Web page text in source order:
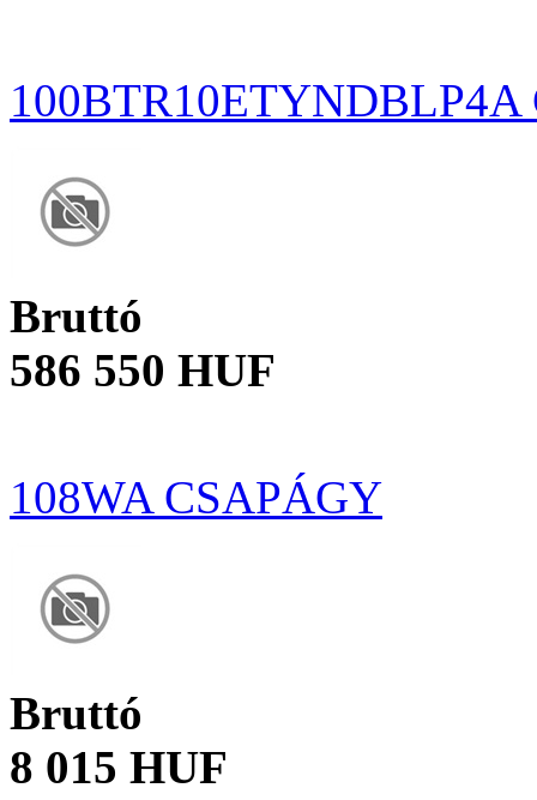
100BTR10ETYNDBLP4A
Bruttó
586 550 HUF
108WA CSAPÁGY
Bruttó
8 015 HUF